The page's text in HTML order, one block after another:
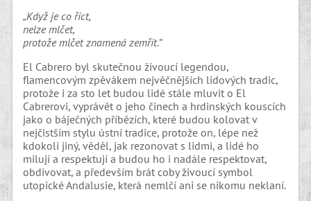
„Když je co říct,
nelze mlčet,
protože mlčet znamená zemřít.“
El Cabrero byl skutečnou živoucí legendou,
flamencovým zpěvákem nejvěčnějších lidových tradic,
protože i za sto let budou lidé stále mluvit o El
Cabrerovi, vyprávět o jeho činech a hrdinských kouscích
jako o báječných příbězích, které budou kolovat v
nejčistším stylu ústní tradice, protože on, lépe než
kdokoli jiný, věděl, jak rezonovat s lidmi, a lidé ho
milují a respektují a budou ho i nadále respektovat,
obdivovat, a především brát coby živoucí symbol
utopické Andalusie, která nemlčí ani se nikomu neklaní.